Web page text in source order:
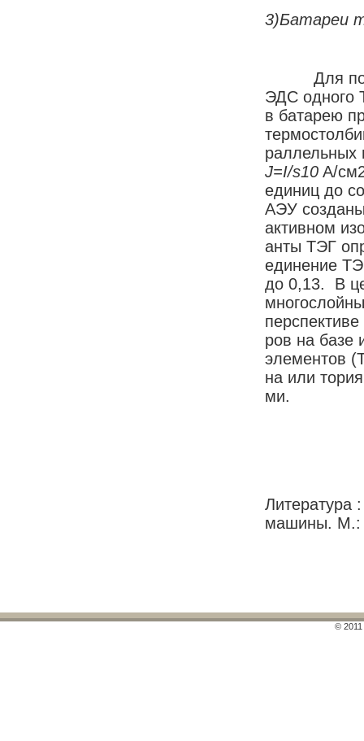
3)Ба­та­реи
Для
ЭДС
в ба­та­рею
рал­лель­ных
J=I/s10 A/
еди­ниц до
АЭУ
ак­тив­ном
ан­ты ТЭГ
еди­не­ние
до 0,13. В
ров на ба­зе
эле­мен­тов
на или
ми.
Литература
машины. М.:
©